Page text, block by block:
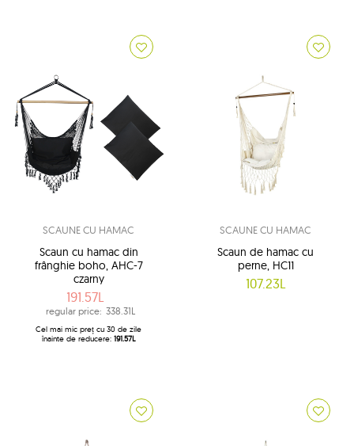
SCAUNE CU HAMAC
Scaun cu hamac din
frânghie boho, AHC-7
czarny
191.57L
regular price: 338.31L
Cel mai mic preț cu 30 de zile
înainte de reducere: 191.57L
SCAUNE CU HAMAC
Scaun de hamac cu
perne, HC11
107.23L